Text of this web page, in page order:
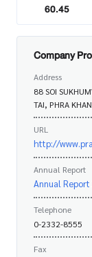
60.45
Company
Address
88 SOI
TAI, PHRA
URL
http://
Annual Report
Annual Report
Telephone
0-2332-8555
Fax